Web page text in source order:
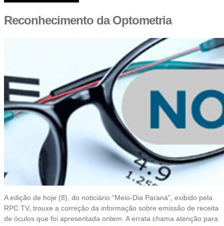
Reconhecimento da Optometria
A edição de hoje (8), do noticiário “Meio-Dia Paraná”, exibido pela
RPC TV, trouxe a correção da informação sobre emissão de receita
de óculos que foi apresentada ontem. A errata chama atenção para